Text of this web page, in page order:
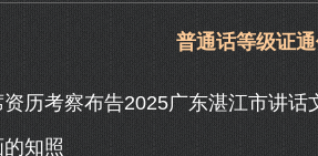
普通话等级证
考察布告2025广东湛江市讲话
知照